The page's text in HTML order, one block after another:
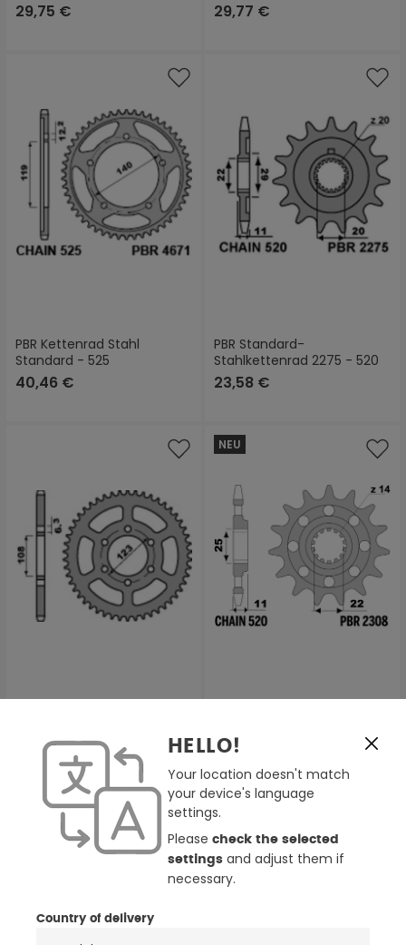
29,75 € 29,77 €
PBR Kettenrad Stahl
Standard - 525
40,46 €
PBR Standard-
Stahlkettenrad 2275 - 520
23,58 €
29,89 €
NEU
33,48 €
NEU
HELLO!
Your location doesn't match
your device's language
settings.
Please check the selected
settings and adjust them if
necessary.
Country of delivery